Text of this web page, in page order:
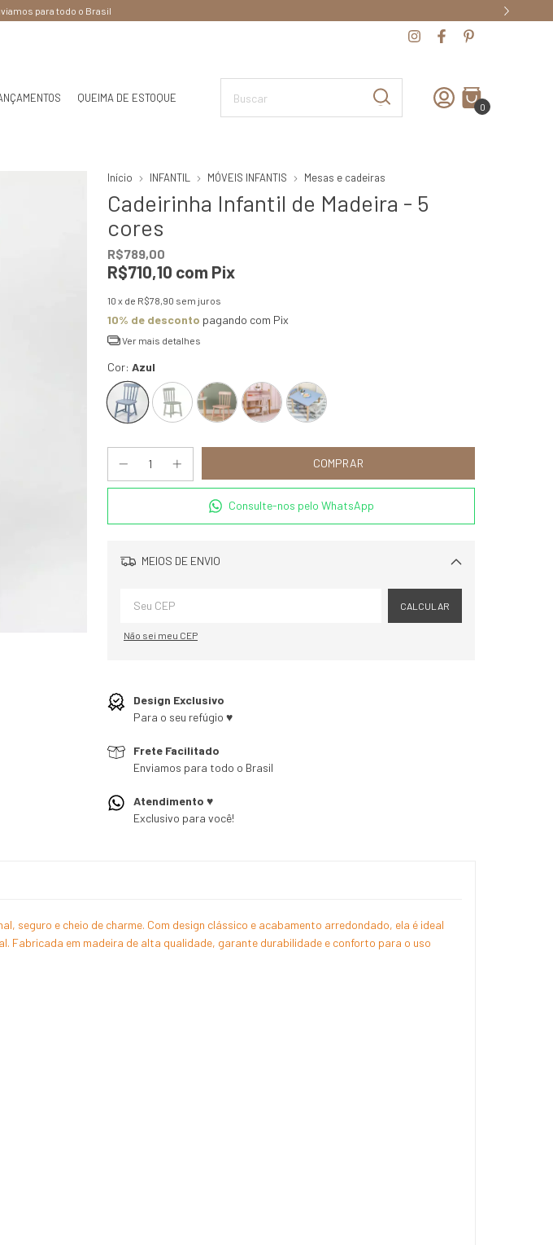
pagando no PIX
QUEIMA DE ESTOQUE
0
Início INFANTIL MÓVEIS INFANTIS Mesas e cadeiras
Cadeirinha Infantil de Madeira - 5
cores
R$789,00
R$710,10 com Pix
10 x de R$78,90 sem juros
10% de desconto pagando com Pix
Ver mais detalhes
Cor: Azul
Consulte-nos pelo WhatsApp
MEIOS DE ENVIO
Alterar CEP
CALCULAR
Não sei meu CEP
Design Exclusivo
Para o seu refúgio ♥
Frete Facilitado
Enviamos para todo o Brasil
Atendimento ♥
Exclusivo para você!
seguro e cheio de charme. Com design clássico e acabamento arredondado, ela é ideal
Fabricada em madeira de alta qualidade, garante durabilidade e conforto para o uso